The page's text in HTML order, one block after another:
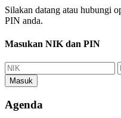
Silakan datang atau hubungi
PIN anda.
Masukan NIK dan PIN
Masuk
Agenda